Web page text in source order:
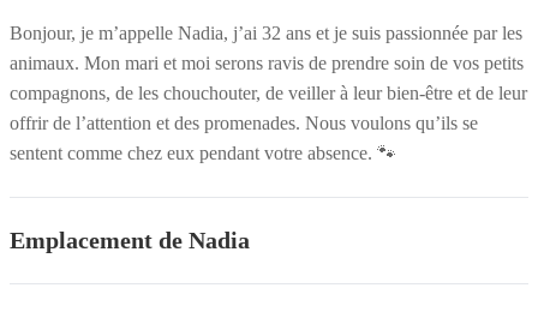
Bonjour, je m’appelle Nadia, j’ai 32 ans et je suis passionnée par les
animaux. Mon mari et moi serons ravis de prendre soin de vos petits
compagnons, de les chouchouter, de veiller à leur bien-être et de leur
offrir de l’attention et des promenades. Nous voulons qu’ils se
sentent comme chez eux pendant votre absence. 🐾
Emplacement de Nadia